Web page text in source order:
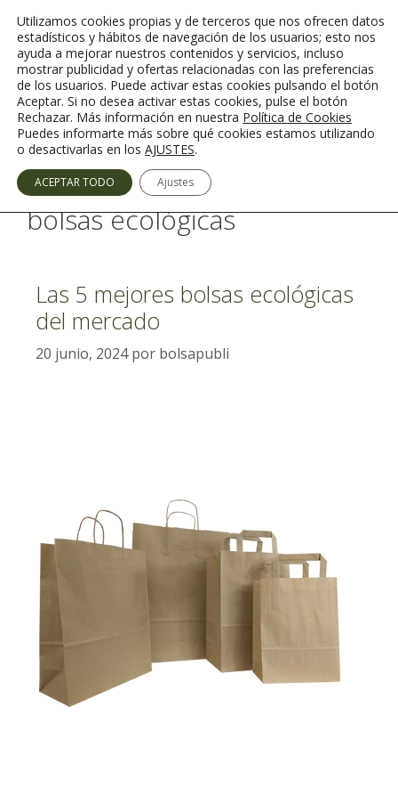
contenido
Menú
bolsas ecológicas
​​Las 5 mejores bolsas ecológicas
del mercado
20 junio, 2024 por bolsapubli
Utilizamos cookies propias y de terceros que nos ofrecen datos
estadísticos y hábitos de navegación de los usuarios; esto nos
ayuda a mejorar nuestros contenidos y servicios, incluso
mostrar publicidad y ofertas relacionadas con las preferencias
de los usuarios. Puede activar estas cookies pulsando el botón
Aceptar. Si no desea activar estas cookies, pulse el botón
Rechazar. Más información en nuestra Política de Cookies
Puedes informarte más sobre qué cookies estamos utilizando
o desactivarlas en los AJUSTES.
ACEPTAR TODO Ajustes